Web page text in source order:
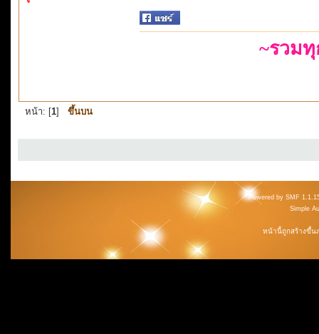
~รวม
หน้า: [1] ขึ้นบน
Powered by SMF
Simple
หน้านี้ถูกสร้างขึ้น